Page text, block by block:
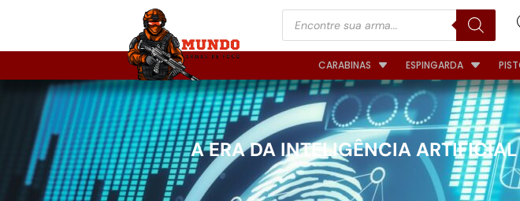
CARABINAS ESPINGARDA
A ERA DA INTELIGÊNCIA